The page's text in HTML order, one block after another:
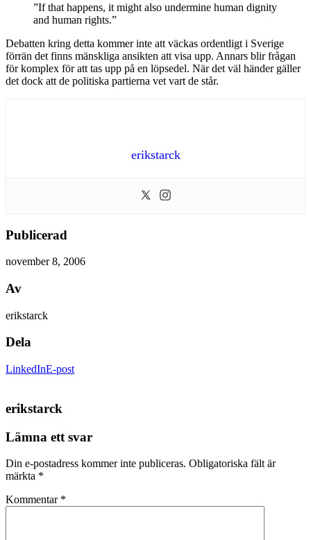
”If that happens, it might also undermine human dignity
and human rights.”
Debatten kring detta kommer inte att väckas ordentligt i Sverige
förrän det finns mänskliga ansikten att visa upp. Annars blir frågan
för komplex för att tas upp på en löpsedel. När det väl händer gäller
det dock att de politiska partierna vet vart de står.
erikstarck
Publicerad
november 8, 2006
Av
erikstarck
Dela
LinkedInE-post
erikstarck
Lämna ett svar
Din e-postadress kommer inte publiceras. Obligatoriska fält är
märkta *
Kommentar *